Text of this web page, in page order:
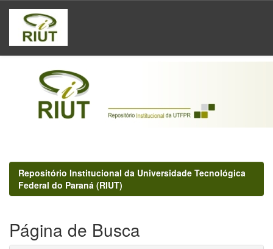
Skip
navigation
Repositório Institucional da Universidade Tecnológica
Federal do Paraná (RIUT)
Página de Busca